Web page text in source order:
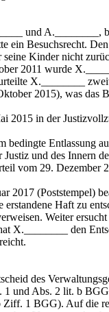
und A.________,
ein Besuchsrecht.
seine Kinder nicht
2011 wurde
X.________
2015), was
2015 in der
bedingte Entlassung
und des Innern
vom 29. Dezember
2017 (Poststempel)
Haft zu
Weiter
X.________ den
des
1 und Abs. 2 lit. b
1 BGG). Auf die